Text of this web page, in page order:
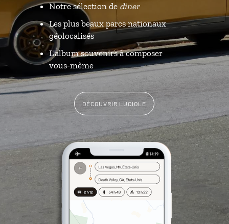
Notre sélection de diner
Les plus beaux parcs nationaux
géolocalisés
L'album souvenirs à composer
vous-même
DÉCOUVRIR LUCIOLE